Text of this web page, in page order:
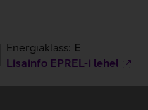
Energiaklass: E
Lisainfo EPREL-i lehel